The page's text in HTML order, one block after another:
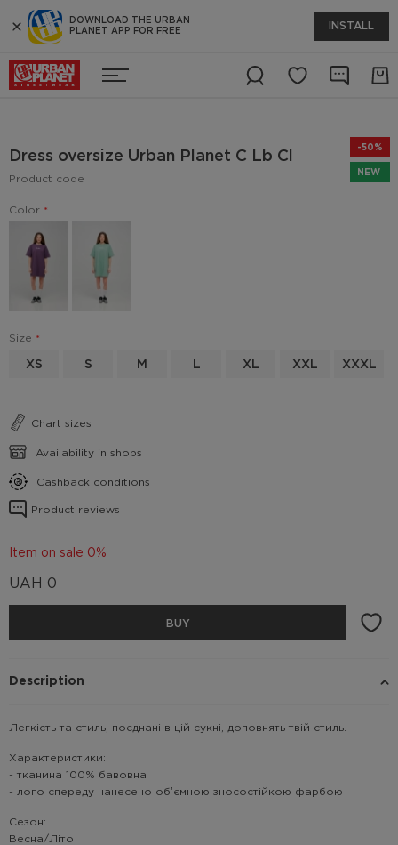
DOWNLOAD THE URBAN
PLANET APP FOR FREE
INSTALL
-50%
NEW
Dress oversize Urban Planet C Lb Cl
Product code
Color
Size
XS S M L XL XXL XXXL
Chart sizes
Availability in shops
Cashback conditions
Product reviews
Item on sale 0%
UAH 0
BUY
Description
Легкість та стиль, поєднані в цій сукні, доповнять твій стиль.
Характеристики:
- тканина 100% бавовна
- лого спереду нанесено обʼємною зносостійкою фарбою
Сезон:
Весна/Літо